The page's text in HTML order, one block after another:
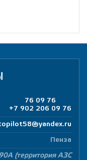
76 09 76
+7 902 206 09 76
Пенза
(территория АЗС